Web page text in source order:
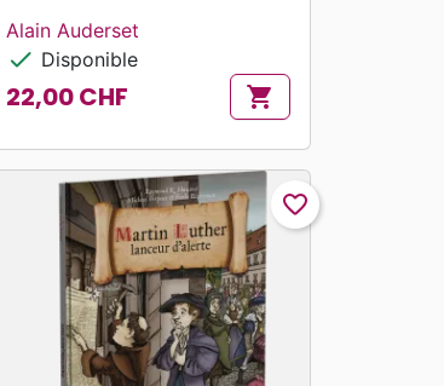
Alain Auderset
check Disponible
Prix
22,00 CHF shopping_cart
favorite_border